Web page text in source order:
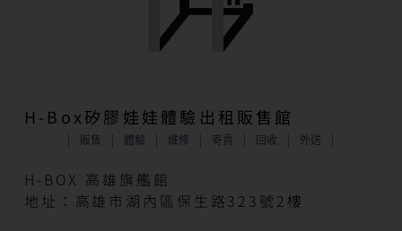
H-Box矽膠娃娃體驗出租販售館
販售 體驗 維修 寄賣 回收 外送
H-BOX 高雄旗艦館
地址：高雄市湖內區保生路323號2樓